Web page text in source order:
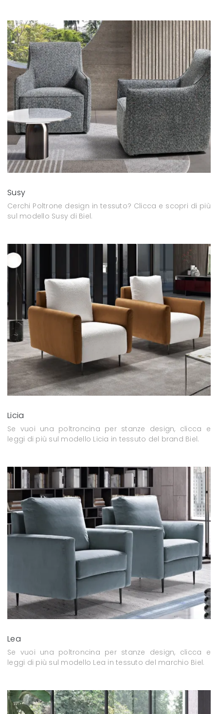
Susy
Cerchi Poltrone design in tessuto? Clicca e scopri di più
sul modello Susy di Biel.
Licia
Se vuoi una poltroncina per stanze design, clicca e
leggi di più sul modello Licia in tessuto del brand Biel.
Lea
Se vuoi una poltroncina per stanze design, clicca e
leggi di più sul modello Lea in tessuto del marchio Biel.